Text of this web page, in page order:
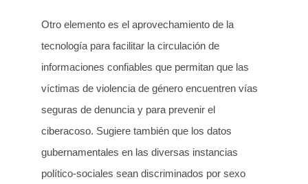
Otro elemento es el aprovechamiento de la
tecnología para facilitar la circulación de
informaciones confiables que permitan que las
víctimas de violencia de género encuentren vías
seguras de denuncia y para prevenir el
ciberacoso. Sugiere también que los datos
gubernamentales en las diversas instancias
político-sociales sean discriminados por sexo